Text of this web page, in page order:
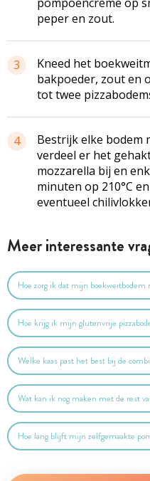
peper en zout.
3
Kneed het
bakpoeder, zout en
tot twee
4
Bestrijk elke bodem
verdeel er het
mozzarella bij en
minuten op 210°C
eventueel
Meer interessante
Hoe zorg ik dat mijn boekweitbodem
Hoe krijg ik mijn glutenvrije
Welke kaas past het best bij de
Wat kan ik nog maken met de rest
Hoe lang blijft mijn zelfgemaakte